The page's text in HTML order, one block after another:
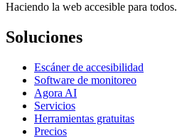
Haciendo la web accesible para todos.
Soluciones
Escáner de accesibilidad
Software de monitoreo
Agora AI
Servicios
Herramientas gratuitas
Precios